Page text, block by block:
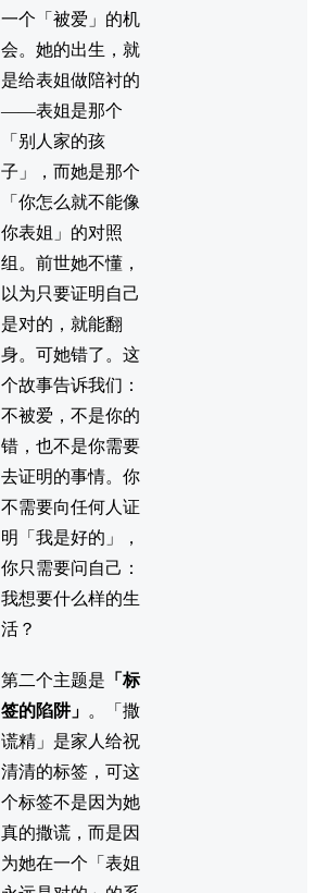
一个「被爱」的机
会。她的出生，就
是给表姐做陪衬的
——表姐是那个
「别人家的孩
子」，而她是那个
「你怎么就不能像
你表姐」的对照
组。前世她不懂，
以为只要证明自己
是对的，就能翻
身。可她错了。这
个故事告诉我们：
不被爱，不是你的
错，也不是你需要
去证明的事情。你
不需要向任何人证
明「我是好的」，
你只需要问自己：
我想要什么样的生
活？
第二个主题是 「标
签的陷阱」 。「撒
谎精」是家人给祝
清清的标签，可这
个标签不是因为她
真的撒谎，而是因
为她在一个「表姐